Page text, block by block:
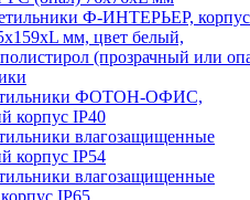
Ф-ИНТЕРЬЕР, корпус
мм, цвет белый,
полистирол (прозрачный или
ФОТОН-ОФИС,
корпус IP40
влагозащищенные
корпус IP54
влагозащищенные
IP65